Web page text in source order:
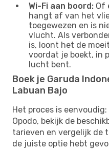
Wi-Fi aan boord: Of
hangt af van het
toegewezen en is
vlucht. Als
is, loont het de
voordat je boekt, in
lucht bent.
Boek je Garuda
Labuan Bajo
Het proces is
Opodo, bekijk de
tarieven en vergelijk de
de juiste optie hebt